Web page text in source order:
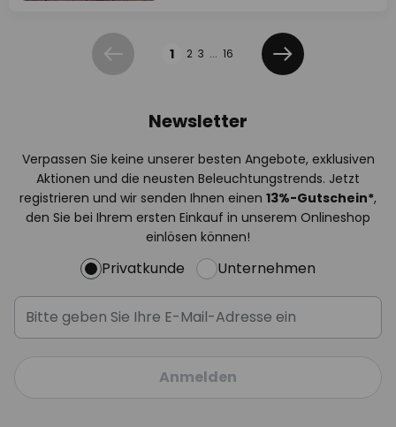
Zurück 1 2 3 ... 16
Weiter
Newsletter
Verpassen Sie keine unserer besten Angebote, exklusiven
Aktionen und die neusten Beleuchtungstrends. Jetzt
registrieren und wir senden Ihnen einen 13%-Gutschein*,
den Sie bei Ihrem ersten Einkauf in unserem Onlineshop
einlösen können!
Privatkunde Unternehmen
Anmelden